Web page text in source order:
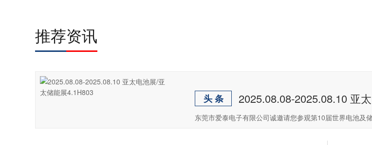
推荐资讯
头 条 2025.08.08-2025.08.10 亚
东莞市爱泰电子有限公司诚邀请您参观第10届世界电池及